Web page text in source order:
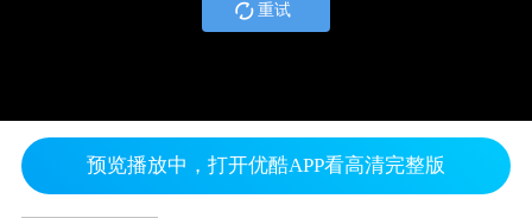
重试
预览播放中，打开优酷APP看高清完整版